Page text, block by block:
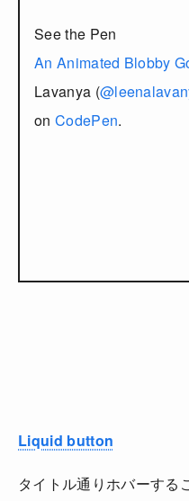
See the Pen
An Animated Blobby
Lavanya (
on CodePen.
Liquid button
タイトル通りホバーする